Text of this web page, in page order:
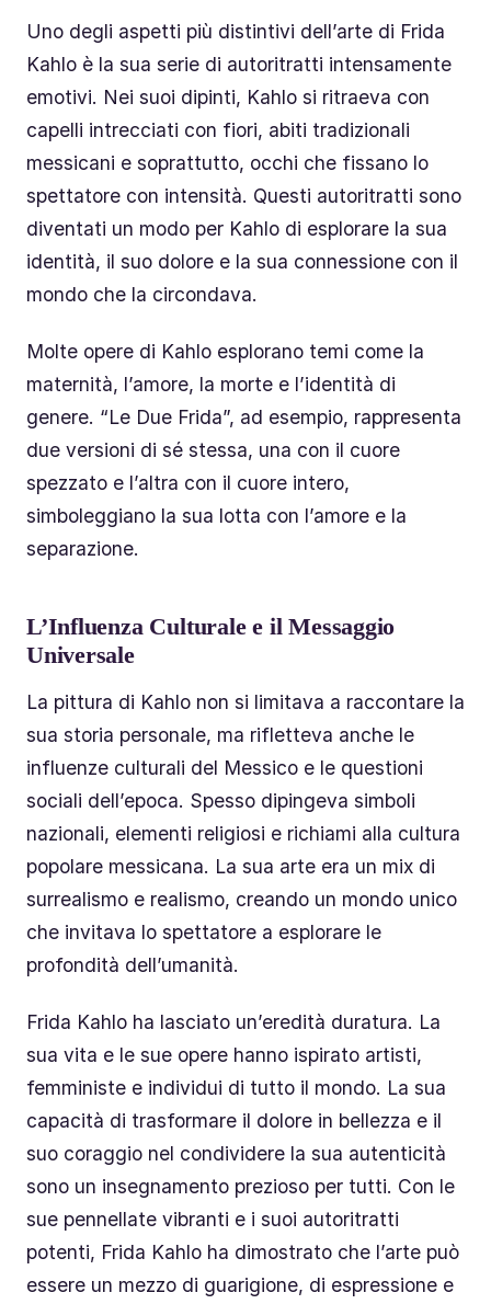
Uno degli aspetti più distintivi dell’arte di Frida
Kahlo è la sua serie di autoritratti intensamente
emotivi. Nei suoi dipinti, Kahlo si ritraeva con
capelli intrecciati con fiori, abiti tradizionali
messicani e soprattutto, occhi che fissano lo
spettatore con intensità. Questi autoritratti sono
diventati un modo per Kahlo di esplorare la sua
identità, il suo dolore e la sua connessione con il
mondo che la circondava.
Molte opere di Kahlo esplorano temi come la
maternità, l’amore, la morte e l’identità di
genere. “Le Due Frida”, ad esempio, rappresenta
due versioni di sé stessa, una con il cuore
spezzato e l’altra con il cuore intero,
simboleggiano la sua lotta con l’amore e la
separazione.
L’Influenza Culturale e il Messaggio
Universale
La pittura di Kahlo non si limitava a raccontare la
sua storia personale, ma rifletteva anche le
influenze culturali del Messico e le questioni
sociali dell’epoca. Spesso dipingeva simboli
nazionali, elementi religiosi e richiami alla cultura
popolare messicana. La sua arte era un mix di
surrealismo e realismo, creando un mondo unico
che invitava lo spettatore a esplorare le
profondità dell’umanità.
Frida Kahlo ha lasciato un’eredità duratura. La
sua vita e le sue opere hanno ispirato artisti,
femministe e individui di tutto il mondo. La sua
capacità di trasformare il dolore in bellezza e il
suo coraggio nel condividere la sua autenticità
sono un insegnamento prezioso per tutti. Con le
sue pennellate vibranti e i suoi autoritratti
potenti, Frida Kahlo ha dimostrato che l’arte può
essere un mezzo di guarigione, di espressione e